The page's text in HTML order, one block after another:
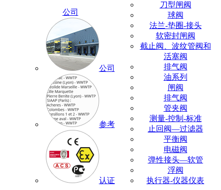
公司
公司
参考
认证
刀型闸阀
球阀
法兰-垫圈-接头
软密封闸阀
截止阀、波纹管阀和
活塞阀
排气阀
油系列
闸阀
排气阀
管夹阀
测量-控制-标准
止回阀—过滤器
平衡阀
电磁阀
弹性接头—软管
浮阀
执行器-仪器仪表